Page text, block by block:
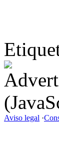
Aviso legal ·